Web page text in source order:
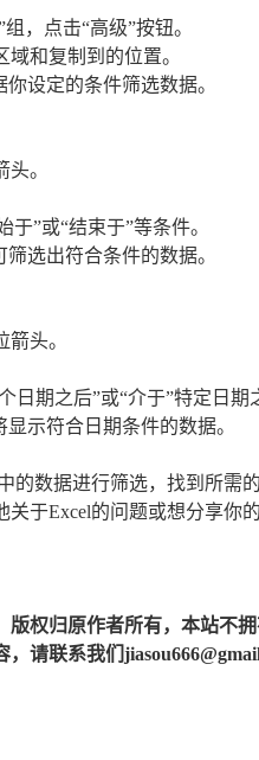
，点击“高级”按钮。
和复制到的位置。
设定的条件筛选数据。
。
于”或“结束于”等条件。
选出符合条件的数据。
头。
日期之后”或“介于”特定日期
示符合日期条件的数据。
的数据进行筛选，找到所需
于Excel的问题或想分享你
版权归原作者所有，本站不
请联系我们